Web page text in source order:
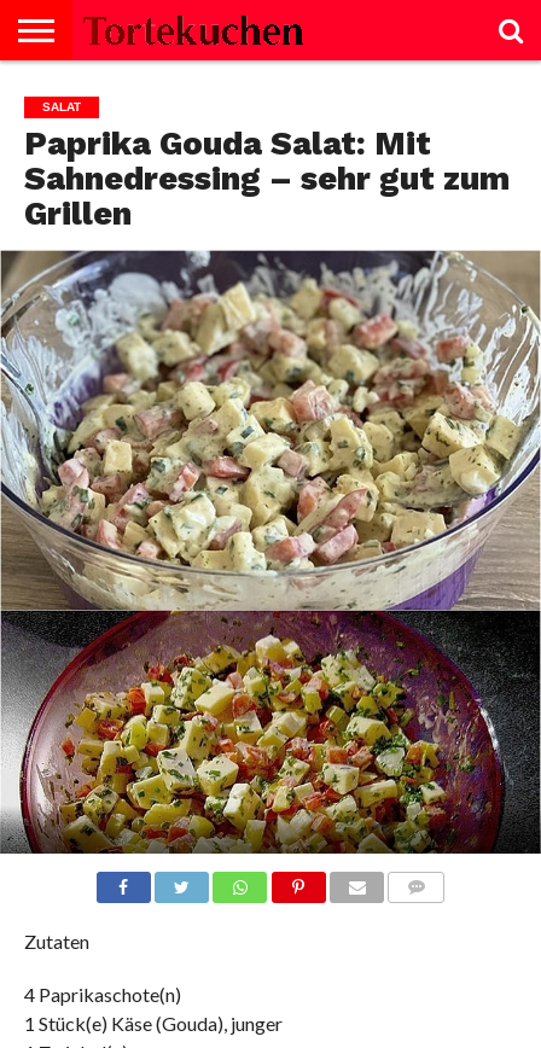
SALZIGE
GERICHTE
TORTE
SELBERMACHEN
NACHTISCH
SALAT
GEBÄCK
KEKSE
BROT
SCHNITTEN
BISKUITROLLE
CREMES
FISCH
GESUNDHEIT
MUFFINS
NACHTISCH
SUPPE
TIPPS
SALAT
Paprika Gouda Salat: Mit
Sahnedressing – sehr gut zum
Grillen
Zutaten
4 Paprikaschote(n)
1 Stück(e) Käse (Gouda), junger